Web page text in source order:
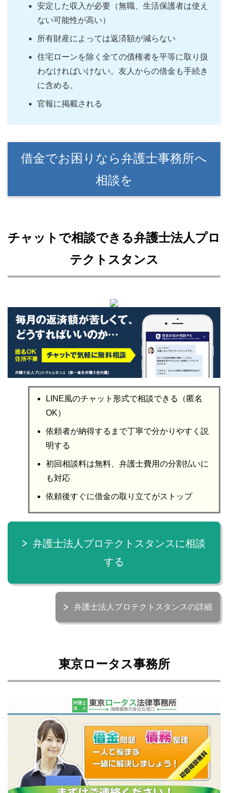
安定した収入が必要（無職、生活保護者は使え
ない可能性が高い）
所有財産によっては返済額が減らない
住宅ローンを除く全ての債権者を平等に取り扱
わなければいけない。友人からの借金も手続き
に含める。
官報に掲載される
借金でお困りなら弁護士事務所へ
相談を
チャットで相談できる弁護士法人プロ
テクトスタンス
LINE風のチャット形式で相談できる（匿名
OK）
依頼者が納得するまで丁寧で分かりやすく説
明する
初回相談料は無料、弁護士費用の分割払いに
も対応
依頼後すぐに借金の取り立てがストップ
弁護士法人プロテクトスタンスに相談
する
弁護士法人プロテクトスタンスの詳細
東京ロータス事務所